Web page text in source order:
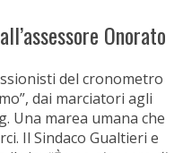
Onorato
del cronometro
dai marciatori agli
Una marea umana che
Il Sindaco Gualtieri e